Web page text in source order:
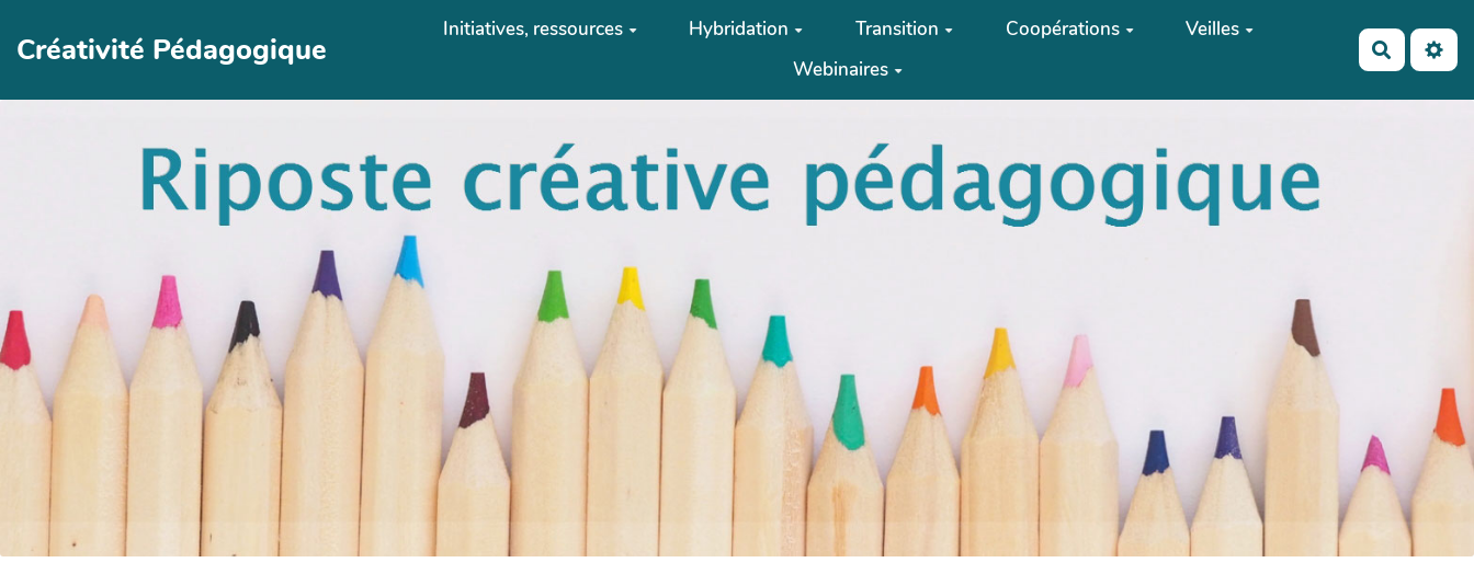
Créativité Pédagogique
Initiatives, ressources Hybridation Transition Coopérations
Veilles
Webinaires